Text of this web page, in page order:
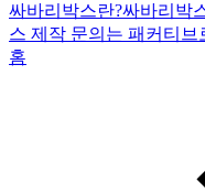
싸바리박스란?싸바리박
스 제작 문의는 패커티브
홈